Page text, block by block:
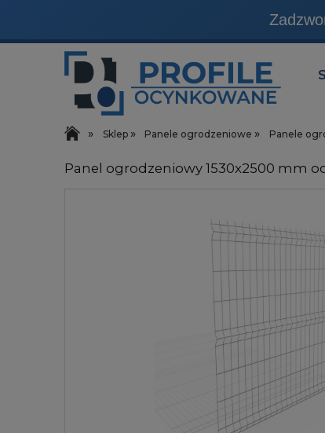
» Sklep » Panele ogrodzeniowe » Panele
Panel ogrodzeniowy 1530x2500 mm